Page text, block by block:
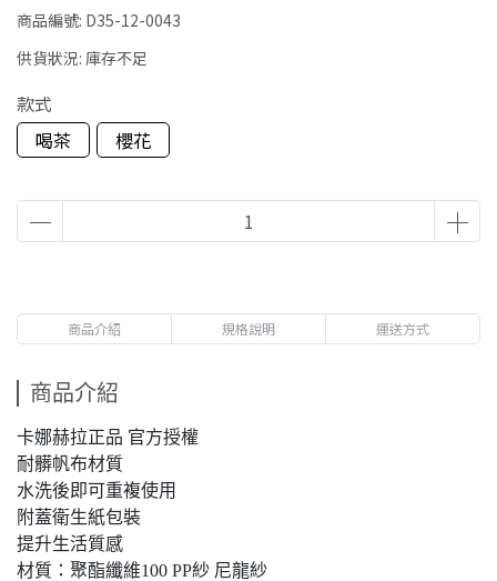
商品編號: D35-12-0043
供貨狀況: 庫存不足
款式
喝茶
櫻花
商品介紹 規格說明 運送方式
商品介紹
卡娜赫拉正品 官方授權
耐髒帆布材質
水洗後即可重複使用
附蓋衛生紙包裝
提升生活質感
材質：聚酯纖維100 PP紗 尼龍紗